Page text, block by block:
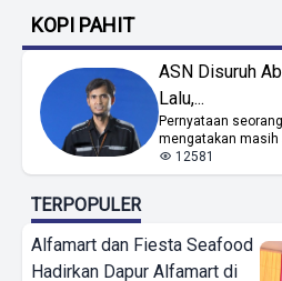
KOPI PAHIT
ASN Disuruh
Lalu,...
Pernyataan
mengatakan masih
12581
TERPOPULER
Alfamart dan Fiesta Seafood
Hadirkan Dapur Alfamart di